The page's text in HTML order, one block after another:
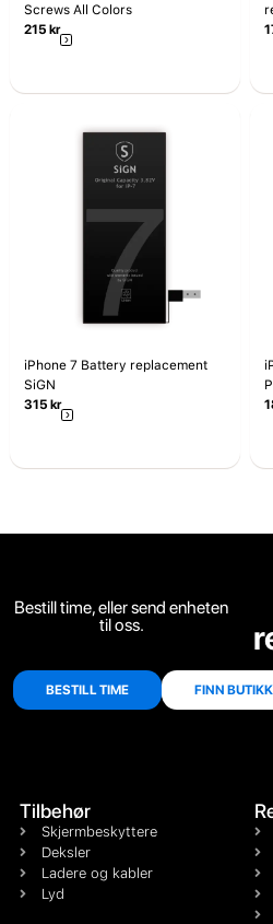
Screws All Colors
215 kr
iPhone 7 Battery replacement
SiGN
315 kr
Bestill time, eller send enheten
til oss.
BESTILL TIME FINN BUTIKK
Tilbehør
Skjermbeskyttere
Deksler
Ladere og kabler
Lyd